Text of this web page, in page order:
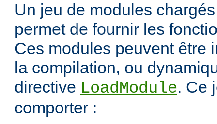
Un jeu de modules
permet de fournir les
Ces modules peuvent être
la compilation, ou
directive LoadModule. Ce
comporter :